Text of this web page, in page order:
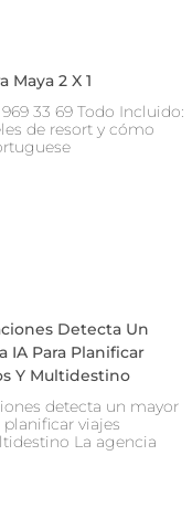
Maya 2 X 1
969 33 69 Todo Incluido:
de resort y cómo
Detecta Un
IA Para Planificar
Y Multidestino
detecta un mayor
planificar viajes
La agencia